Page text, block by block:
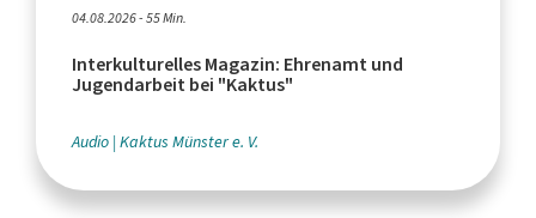
04.08.2026 - 55 Min.
Interkulturelles Magazin: Ehrenamt und
Jugendarbeit bei "Kaktus"
Audio Kaktus Münster e. V.